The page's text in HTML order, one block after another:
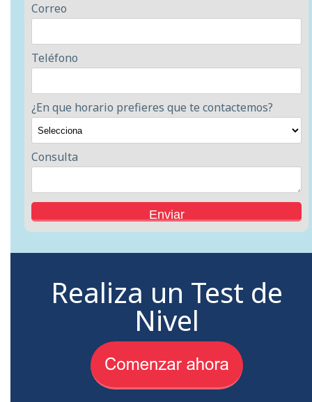
Correo
Teléfono
¿En que horario prefieres que te contactemos?
Consulta
Realiza un Test de
Nivel